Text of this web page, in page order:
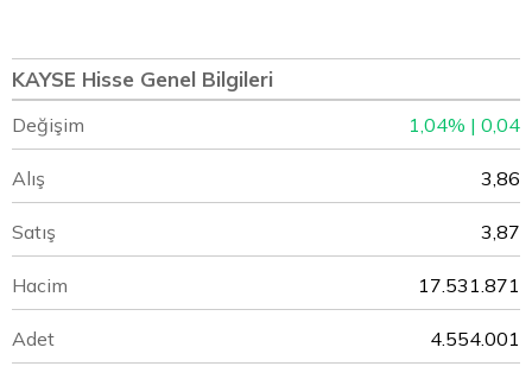
KAYSE Hisse Genel Bilgileri
Değişim 1,04% | 0,04
Alış 3,86
Satış 3,87
Hacim 17.531.871
Adet 4.554.001